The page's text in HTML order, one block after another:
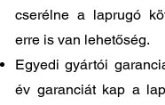
cserélne a laprugó
erre is van lehetőség.
Egyedi gyártói
év garanciát kap a